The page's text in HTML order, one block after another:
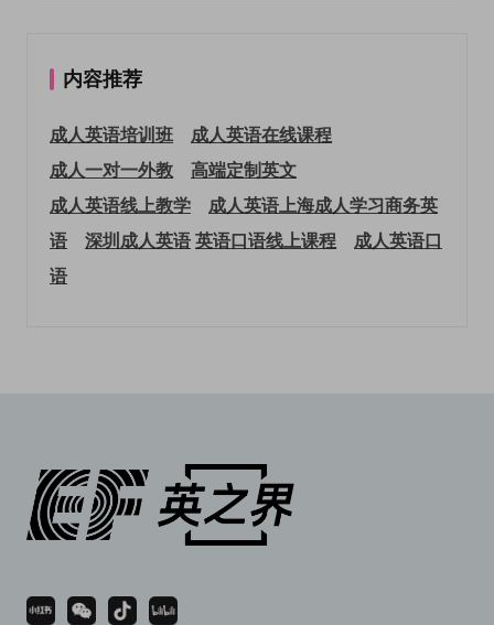
内容推荐
成人英语培训班
成人英语在线课程
成人一对一外教
高端定制英文
成人英语线上教学
成人英语上海成人学习商务英
语
深圳成人英语英语口语线上课程
成人英语口
语